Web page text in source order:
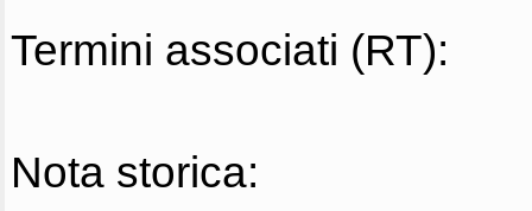
Termini associati (RT):
Nota storica: